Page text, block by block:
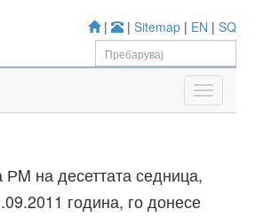
| | Sitemap | EN | SQ
на десеттата седница,
година, го донесе